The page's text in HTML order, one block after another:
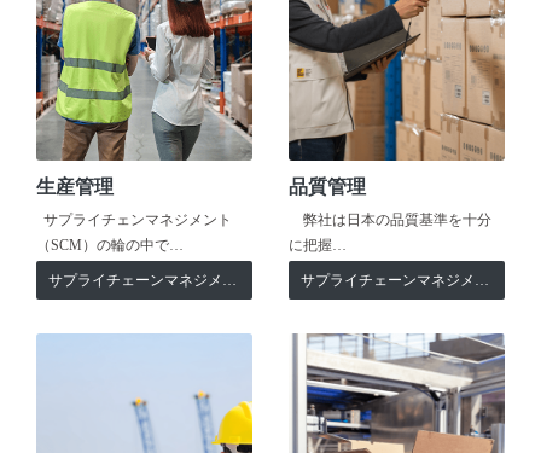
生産管理
サプライチェンマネジメント
（SCM）の輪の中で…
サプライチェーンマネジメント
品質管理
弊社は日本の品質基準を十分
に把握…
サプライチェーンマネジメント